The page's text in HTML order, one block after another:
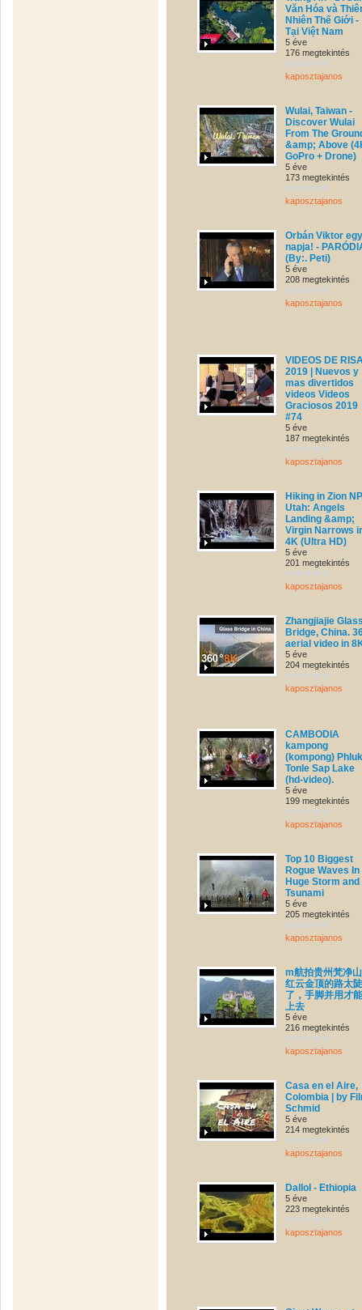
Văn Hóa và
Nhiên Thế Giới -
Tại Việt Nam
5 éve
176 megtekintés
kaposztajanos
Wulai, Taiwan -
Discover Wulai
From The
&amp; Above
GoPro + Drone)
5 éve
173 megtekintés
kaposztajanos
Orbán Viktor egy
napja! -
(By:. Peti)
5 éve
208 megtekintés
kaposztajanos
VIDEOS DE
2019 | Nuevos y
mas divertidos
videos Videos
Graciosos 2019
#74
5 éve
187 megtekintés
kaposztajanos
Hiking in Zion
Utah: Angels
Landing &amp;
Virgin Narrows
4K (Ultra HD)
5 éve
201 megtekintés
kaposztajanos
Zhangjiajie
Bridge, China.
aerial video in
5 éve
204 megtekintés
kaposztajanos
CAMBODIA
kampong
(kompong)
Tonle Sap Lake
(hd-video).
5 éve
199 megtekintés
kaposztajanos
Top 10 Biggest
Rogue Waves In
Huge Storm and
Tsunami
5 éve
205 megtekintés
kaposztajanos
m航拍贵州梵净
红云金顶的路太陡
了，手脚并用才
上去
5 éve
216 megtekintés
kaposztajanos
Casa en el Aire,
Colombia | by
Schmid
5 éve
214 megtekintés
kaposztajanos
Dallol - Ethiopia
5 éve
223 megtekintés
kaposztajanos